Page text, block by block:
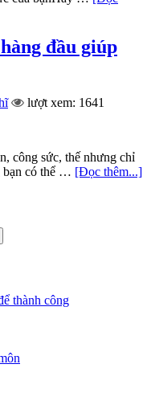
đầu giúp
lượt xem: 1641
công sức, thế nhưng chỉ
bạn có thể … [Đọc thêm...]
thành công